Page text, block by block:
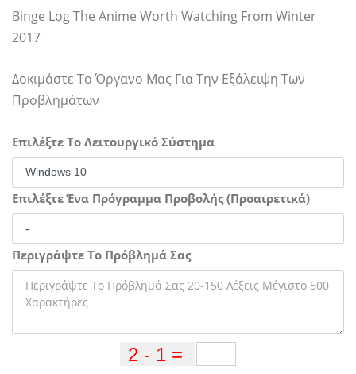
Binge Log The Anime Worth Watching From Winter
2017
Δοκιμάστε Το Όργανο Μας Για Την Εξάλειψη Των
Προβλημάτων
Επιλέξτε Το Λειτουργικό Σύστημα
Επιλέξτε Ένα Πρόγραμμα Προβολής (Προαιρετικά)
Περιγράψτε Το Πρόβλημά Σας